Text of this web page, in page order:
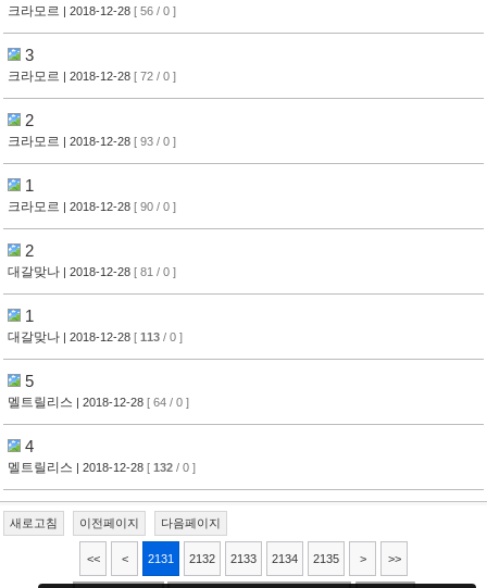
크라모르 | 2018-12-28 [ 56 / 0 ]
3
크라모르 | 2018-12-28 [ 72 / 0 ]
2
크라모르 | 2018-12-28 [ 93 / 0 ]
1
크라모르 | 2018-12-28 [ 90 / 0 ]
2
대갈맞나 | 2018-12-28 [ 81 / 0 ]
1
대갈맞나 | 2018-12-28 [ 113 / 0 ]
5
멜트릴리스 | 2018-12-28 [ 64 / 0 ]
4
멜트릴리스 | 2018-12-28 [ 132 / 0 ]
새로고침 이전페이지 다음페이지
<< < 2131 2132 2133 2134 2135 > >>